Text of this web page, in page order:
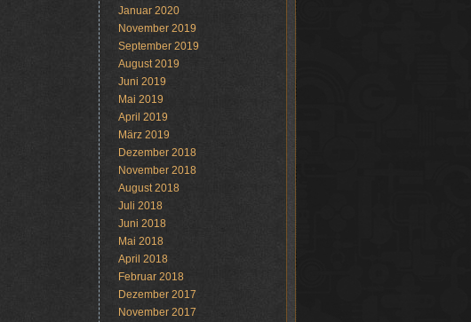
Januar 2020
November 2019
September 2019
August 2019
Juni 2019
Mai 2019
April 2019
März 2019
Dezember 2018
November 2018
August 2018
Juli 2018
Juni 2018
Mai 2018
April 2018
Februar 2018
Dezember 2017
November 2017